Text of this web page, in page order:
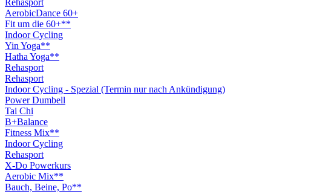
Rehasport
AerobicDance 60+
Fit um die 60+**
Indoor Cycling
Yin Yoga**
Hatha Yoga**
Rehasport
Rehasport
Indoor Cycling - Spezial (Termin nur nach Ankündigung)
Power Dumbell
Tai Chi
B+Balance
Fitness Mix**
Indoor Cycling
Rehasport
X-Do Powerkurs
Aerobic Mix**
Bauch, Beine, Po**